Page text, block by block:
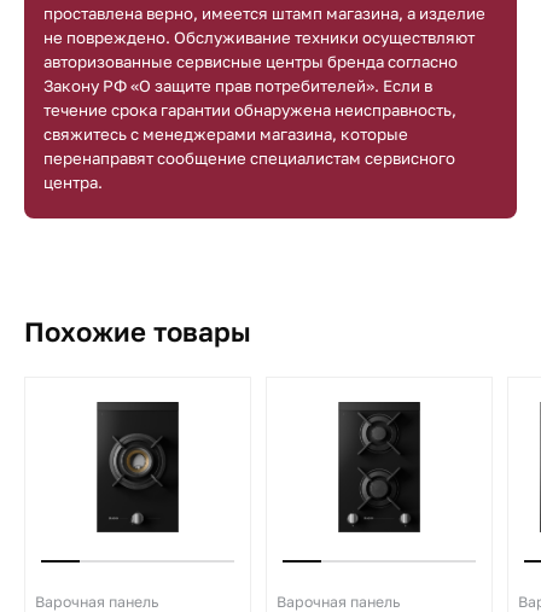
проставлена верно, имеется штамп магазина, а изделие
не повреждено. Обслуживание техники осуществляют
авторизованные сервисные центры бренда согласно
Закону РФ «О защите прав потребителей». Если в
течение срока гарантии обнаружена неисправность,
свяжитесь с менеджерами магазина, которые
перенаправят сообщение специалистам сервисного
центра.
Похожие товары
Варочная панель Варочная панель